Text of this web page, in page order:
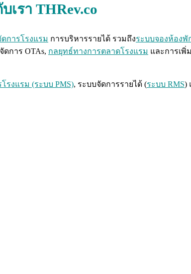
เรา THRev.co
ดการโรงแรม การบริหารรายได้ รวมถึงระบบจองห้องพั
การ OTAs, กลยุทธ์ทางการตลาดโรงแรม และการเพิ่
รงแรม (ระบบ PMS), ระบบจัดการรายได้ (ระบบ RMS)